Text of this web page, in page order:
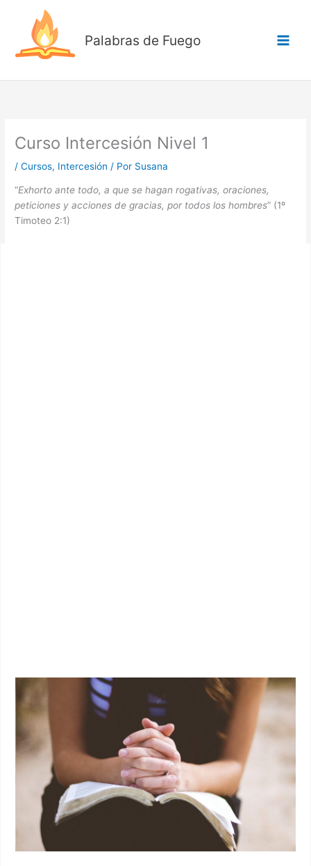
contenido
Palabras de Fuego
Curso Intercesión Nivel 1
/Cursos, Intercesión / Por Susana
“Exhorto ante todo, a que se hagan rogativas, oraciones,
peticiones y acciones de gracias, por todos los hombres” (1º
Timoteo 2:1)